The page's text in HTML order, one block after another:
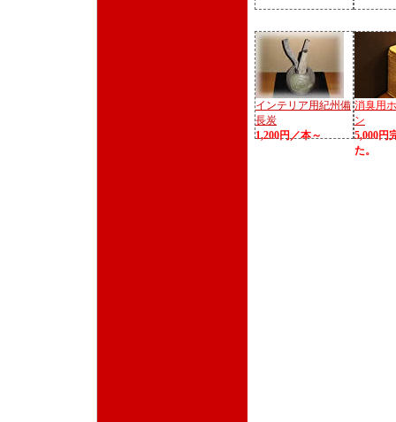
インテリア用紀州備
長炭
1,200円／本～
消臭用
ン
5,000円
た。